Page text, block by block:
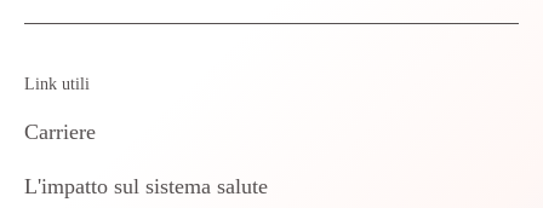
Link utili
Carriere
L'impatto sul sistema salute